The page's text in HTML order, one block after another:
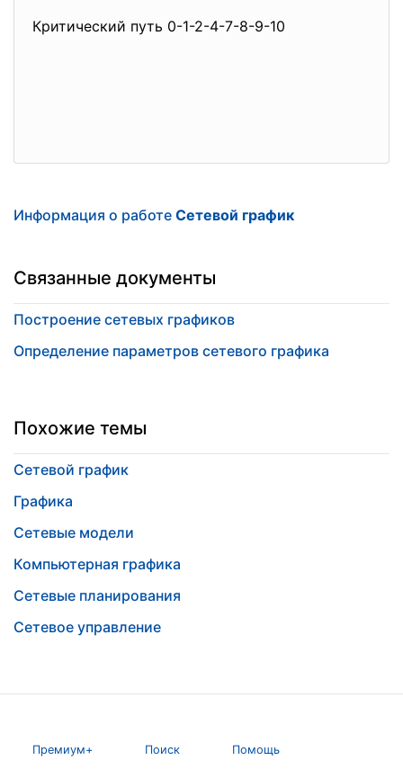
Критический путь 0-1-2-4-7-8-9-10
Информация о работе Сетевой график
Связанные документы
Построение сетевых графиков
Определение параметров сетевого графика
Похожие темы
Сетевой график
Графика
Сетевые модели
Компьютерная графика
Сетевые планирования
Сетевое управление
Премиум+ Поиск Помощь